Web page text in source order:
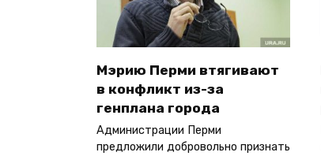
Мэрию Перми втягивают
в конфликт из-за
генплана города
Администрации Перми
предложили добровольно признать